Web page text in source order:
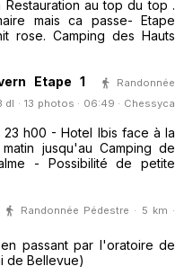
Restauration au top du top .
mais ca passe- Etape
rose. Camping des Hauts
Etape 1
Randonnée
dl · 13 photos · 06:49 · Chessyca
h00 - Hotel Ibis face à la
jusqu'au Camping de
- Possibilité de petite
Randonnée Pédestre · 5 km ·
passant par l'oratoire de
de Bellevue)